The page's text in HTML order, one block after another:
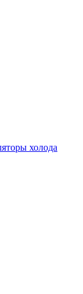
холода